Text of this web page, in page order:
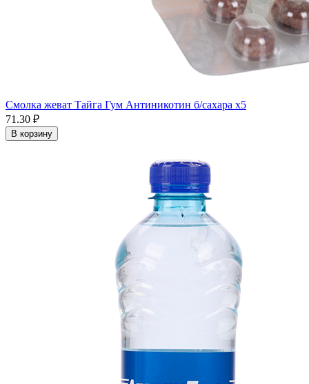
Смолка жеват Тайга Гум Антиникотин б/сахара x5
71.30 ₽
В корзину